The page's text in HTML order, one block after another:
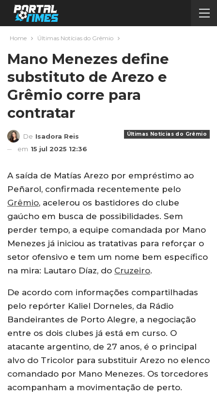
Home Últimas Notícias do Grêmio
Mano Menezes define
substituto de Arezo e
Grêmio corre para
contratar
Últimas Notícias do Grêmio
De Isadora Reis
em 15 jul 2025 12:36
A saída de Matías Arezo por empréstimo ao
Peñarol, confirmada recentemente pelo
Grêmio, acelerou os bastidores do clube
gaúcho em busca de possibilidades. Sem
perder tempo, a equipe comandada por Mano
Menezes já iniciou as tratativas para reforçar o
setor ofensivo e tem um nome bem específico
na mira: Lautaro Díaz, do Cruzeiro.
De acordo com informações compartilhadas
pelo repórter Kaliel Dorneles, da Rádio
Bandeirantes de Porto Alegre, a negociação
entre os dois clubes já está em curso. O
atacante argentino, de 27 anos, é o principal
alvo do Tricolor para substituir Arezo no elenco
comandado por Mano Menezes. Os torcedores
acompanham a movimentação de perto.